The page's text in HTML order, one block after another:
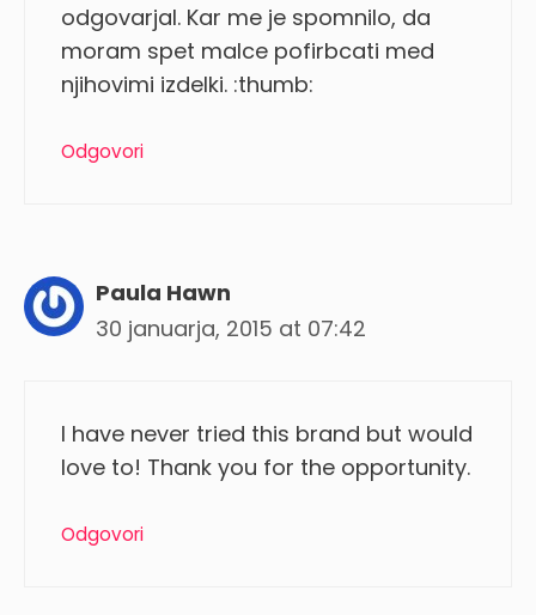
odgovarjal. Kar me je spomnilo, da
moram spet malce pofirbcati med
njihovimi izdelki. :thumb:
Odgovori
Paula Hawn
30 januarja, 2015 at 07:42
I have never tried this brand but would
love to! Thank you for the opportunity.
Odgovori